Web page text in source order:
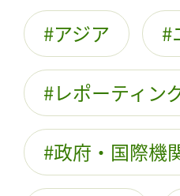
アジア
レポーティン
政府・国際機